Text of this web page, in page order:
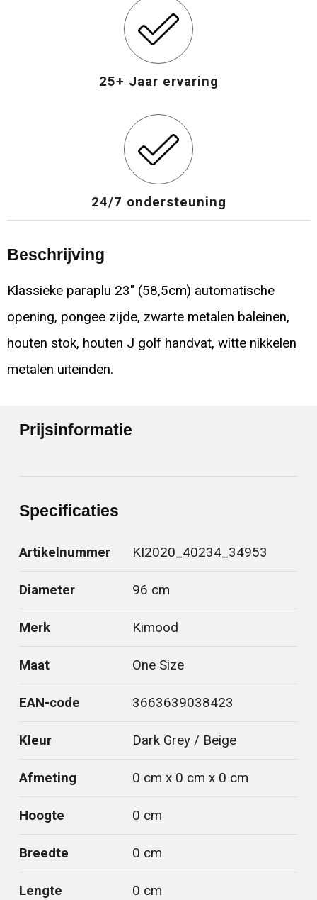
25+ Jaar ervaring
24/7 ondersteuning
Beschrijving
Klassieke paraplu 23" (58,5cm) automatische
opening, pongee zijde, zwarte metalen baleinen,
houten stok, houten J golf handvat, witte nikkelen
metalen uiteinden.
Prijsinformatie
Specificaties
Artikelnummer KI2020_40234_34953
Diameter 96 cm
Merk Kimood
Maat One Size
EAN-code 3663639038423
Kleur Dark Grey / Beige
Afmeting 0 cm x 0 cm x 0 cm
Hoogte 0 cm
Breedte 0 cm
Lengte 0 cm